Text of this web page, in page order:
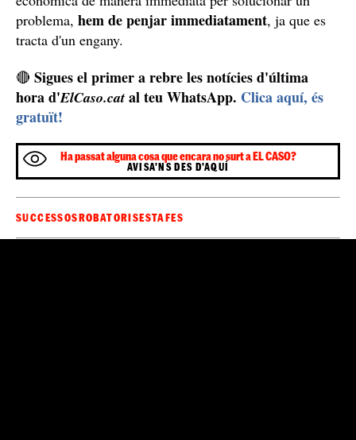
problema, hem de penjar immediatament, ja que es
tracta d'un engany.
🔴 Sigues el primer a rebre les notícies d'última
hora d'ElCaso.cat al teu WhatsApp. Clica aquí, és
gratuït!
Ha passat alguna cosa que encara no surt a EL CASO?
AVISA'NS DES D'AQUÍ
SUCCESSOSROBATORISESTAFES